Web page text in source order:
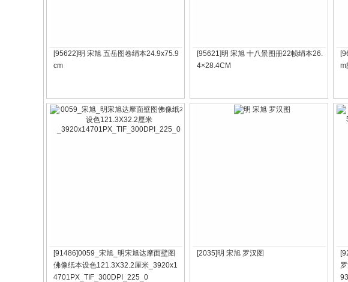
[95622]明 宋旭 五岳图卷绢本24.9x75.9
cm
[95621]明 宋旭 十八景图册22帧绢本26.
4×28.4CM
m
[91486]0059_宋旭_明宋旭达摩面壁图
佛像纸本设色121.3X32.2厘米_3920x1
4701PX_TIF_300DPI_225_0
[2035]明 宋旭 罗汉图